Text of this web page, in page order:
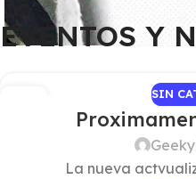
EVENTOS Y
SIN
La nueva